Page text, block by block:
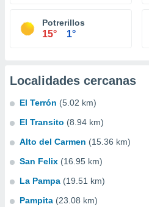
Potrerillos
15° 1°
Localidades cercanas
El Terrón (5.02 km)
El Transito (8.94 km)
Alto del Carmen (15.36 km)
San Felix (16.95 km)
La Pampa (19.51 km)
Pampita (23.08 km)